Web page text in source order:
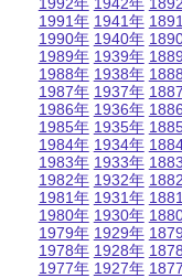
1991年
1990年
1989年
1988年
1987年
1986年
1985年
1984年
1983年
1982年
1981年
1980年
1979年
1978年
1977年
1941年
1940年
1939年
1938年
1937年
1936年
1935年
1934年
1933年
1932年
1931年
1930年
1929年
1928年
1927年